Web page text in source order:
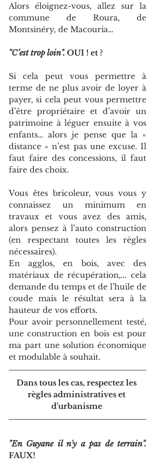
Alors éloignez-vous, allez sur la
commune de Roura, de
Montsinéry, de Macouria…
"C’est trop loin". OUI ! et ?
Si cela peut vous permettre à
terme de ne plus avoir de loyer à
payer, si cela peut vous permettre
d’être propriétaire et d’avoir un
patrimoine à léguer ensuite à vos
enfants… alors je pense que la «
distance » n’est pas une excuse. Il
faut faire des concessions, il faut
faire des choix.
Vous êtes bricoleur, vous vous y
connaissez un minimum en
travaux et vous avez des amis,
alors pensez à l’auto construction
(en respectant toutes les règles
nécessaires).
En agglos, en bois, avec des
matériaux de récupération,... cela
demande du temps et de l’huile de
coude mais le résultat sera à la
hauteur de vos efforts.
Pour avoir personnellement testé,
une construction en bois est pour
ma part une solution économique
et modulable à souhait.
Dans tous les cas, respectez les
règles administratives et
d'urbanisme
FAUX!